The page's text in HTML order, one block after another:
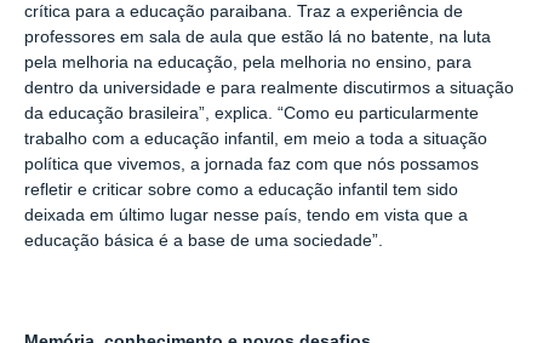
crítica para a educação paraibana. Traz a experiência de
professores em sala de aula que estão lá no batente, na luta
pela melhoria na educação, pela melhoria no ensino, para
dentro da universidade e para realmente discutirmos a situação
da educação brasileira”, explica. “Como eu particularmente
trabalho com a educação infantil, em meio a toda a situação
política que vivemos, a jornada faz com que nós possamos
refletir e criticar sobre como a educação infantil tem sido
deixada em último lugar nesse país, tendo em vista que a
educação básica é a base de uma sociedade”.